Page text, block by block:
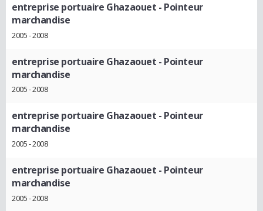
entreprise portuaire Ghazaouet - Pointeur
marchandise
2005 - 2008
entreprise portuaire Ghazaouet - Pointeur
marchandise
2005 - 2008
entreprise portuaire Ghazaouet - Pointeur
marchandise
2005 - 2008
entreprise portuaire Ghazaouet - Pointeur
marchandise
2005 - 2008